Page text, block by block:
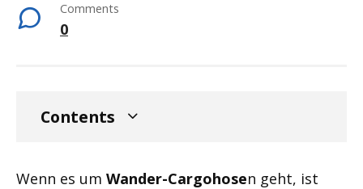
Comments
0
Contents
Wenn es um Wander-Cargohosen geht, ist